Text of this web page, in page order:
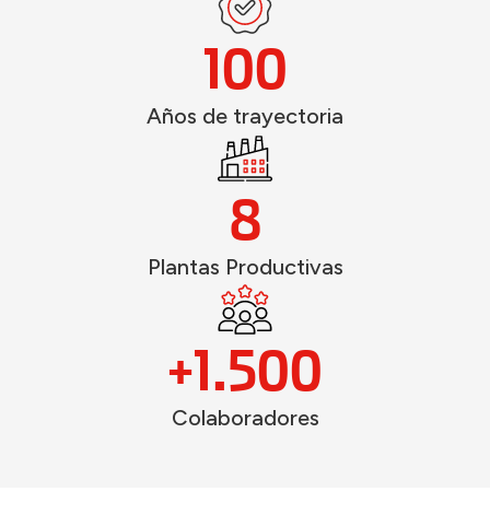
Años de trayectoria
100
Plantas Productivas
8
Colaboradores
+1.500